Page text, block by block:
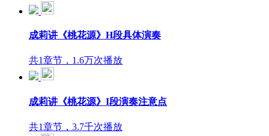
成莉讲《桃花源》H段具体演奏
共1章节，1.6万次播放
成莉讲《桃花源》I段演奏注意点
共1章节，3.7千次播放